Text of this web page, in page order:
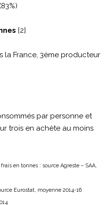
[2]
la France, 3ème producteur
par personne et
trois en achète au moins
en tonnes : source Agreste – SAA,
Eurostat, moyenne 2014-16